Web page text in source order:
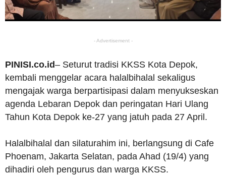
- Advertisement -
PINISI.co.id– Seturut tradisi KKSS Kota Depok,
kembali menggelar acara halalbihalal sekaligus
mengajak warga berpartisipasi dalam menyukseskan
agenda Lebaran Depok dan peringatan Hari Ulang
Tahun Kota Depok ke-27 yang jatuh pada 27 April.
Halalbihalal dan silaturahim ini, berlangsung di Cafe
Phoenam, Jakarta Selatan, pada Ahad (19/4) yang
dihadiri oleh pengurus dan warga KKSS.